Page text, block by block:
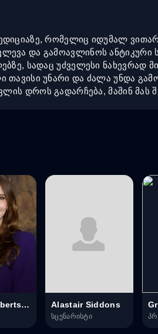
რომელიც იდუმალ
და გამოავლინოს ანტიკური
სადაც უძველესი ნახევრად
უნარი და ძალა უნდა
დროს გადარჩება, მაშინ
Geneva Robertson-Dworet Alastair Siddons
სცენარისტი